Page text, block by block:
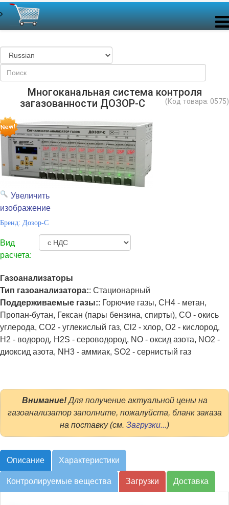
Многоканальная система контроля
загазованности ДОЗОР-С
(Код товара: 0575)
Увеличить
изображение
Бренд: Дозор-С
Вид
расчета:
Газоанализаторы
Тип газоанализатора:: Стационарный
Поддерживаемые газы:: Горючие газы, CH4 - метан,
Пропан-бутан, Гексан (пары бензина, спирты), CO - окись
углерода, CO2 - углекислый газ, Cl2 - хлор, O2 - кислород,
H2 - водород, H2S - сероводород, NO - оксид азота, NO2 -
диоксид азота, NH3 - аммиак, SO2 - сернистый газ
Внимание!Для получение актуальной цены на
газоанализатор заполните, пожалуйста, бланк заказа
на поставку (см. Загрузки...)
Описание Характеристики
Контролируемые вещества Загрузки Доставка